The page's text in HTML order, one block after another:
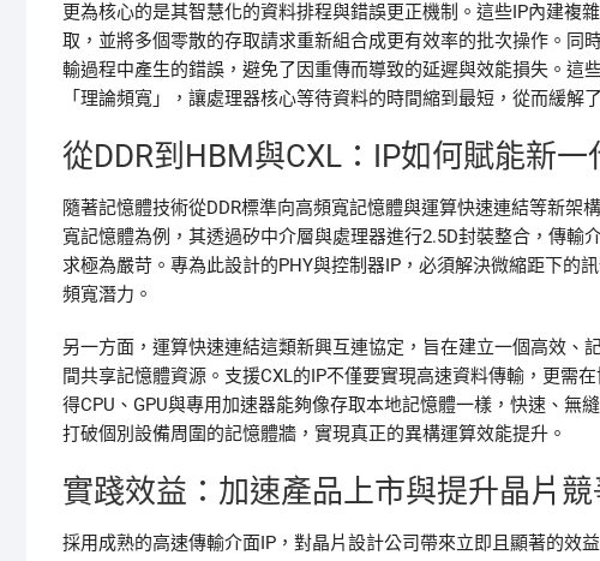
更為核心的是其智慧化的資料排程與錯誤更正機制。這些IP內建複
取，並將多個零散的存取請求重新組合成更有效率的批次操作。同
輸過程中產生的錯誤，避免了因重傳而導致的延遲與效能損失。這
「理論頻寬」，讓處理器核心等待資料的時間縮到最短，從而緩解
從DDR到HBM與CXL：IP如何賦能新
隨著記憶體技術從DDR標準向高頻寬記憶體與運算快速連結等新
寬記憶體為例，其透過矽中介層與處理器進行2.5D封裝整合，傳
求極為嚴苛。專為此設計的PHY與控制器IP，必須解決微縮距下的
頻寬潛力。
另一方面，運算快速連結這類新興互連協定，旨在建立一個高效、
間共享記憶體資源。支援CXL的IP不僅要實現高速資料傳輸，更需
得CPU、GPU與專用加速器能夠像存取本地記憶體一樣，快速、無
打破個別設備周圍的記憶體牆，實現真正的異構運算效能提升。
實踐效益：加速產品上市與提升晶片競
採用成熟的高速傳輸介面IP，對晶片設計公司帶來立即且顯著的效